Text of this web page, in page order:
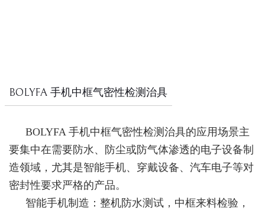
BOLYFA 手机中框气密性检测治具
BOLYFA 手机中框气密性检测治具的应用场景主
要集中在需要防水、防尘或防气体渗透的电子设备制
造领域，尤其是智能手机、穿戴设备、汽车电子等对
密封性要求严格的产品。
智能手机制造：整机防水测试，中框来料检验，